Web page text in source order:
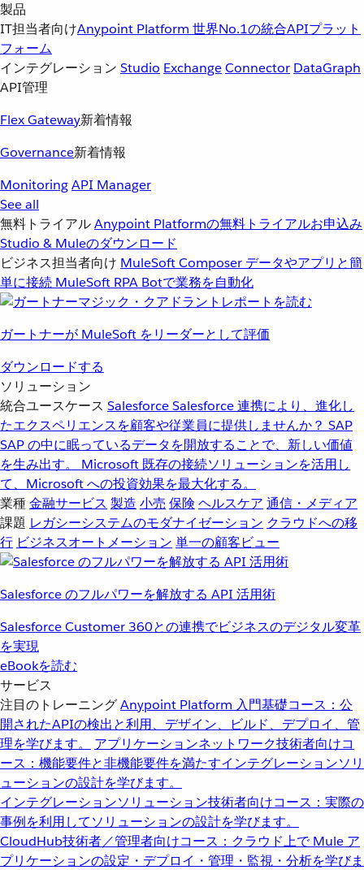
製品
IT担当者向けAnypoint Platform 世界No.1の統合APIプラット
フォーム
インテグレーション Studio ExchangeConnector DataGraph
API管理
Flex Gateway新着情報
Governance新着情報
MonitoringAPI Manager
See all
無料トライアルAnypoint Platformの無料トライアルお申込み
Studio & Muleのダウンロード
ビジネス担当者向け MuleSoft Composer データやアプリと簡
単に接続 MuleSoft RPA Botで業務を自動化
ガートナーが MuleSoft をリーダーとして評価
ダウンロードする
ソリューション
統合ユースケース SalesforceSalesforce 連携により、進化し
たエクスペリエンスを顧客や従業員に提供しませんか？ SAP
SAP の中に眠っているデータを開放することで、新しい価値
を生み出す。
Microsoft 既存の接続ソリューションを活用し
て、Microsoft への投資効果を最大化する。
業種金融サービス 製造 小売 保険 ヘルスケア 通信・メディア
課題 レガシーシステムのモダナイゼーション クラウドへの移
行 ビジネスオートメーション 単一の顧客ビュー
Salesforce のフルパワーを解放する API 活用術
Salesforce Customer 360との連携でビジネスのデジタル変革
を実現
eBookを読む
サービス
注目のトレーニングAnypoint Platform 入門基礎コース：公
開されたAPIの検出と利用、デザイン、ビルド、デプロイ、管
理を学びます。
アプリケーションネットワーク技術者向けコ
ース：機能要件と非機能要件を満たすインテグレーションソリ
ューションの設計を学びます。
インテグレーションソリューション技術者向けコース：実際の
事例を利用してソリューションの設計を学びます。
CloudHub技術者／管理者向けコース：クラウド上で Mule ア
プリケーションの設定・デプロイ・管理・監視・分析を学びま